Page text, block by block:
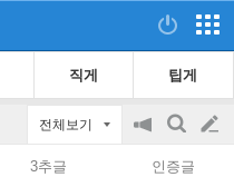
직게 팁게
전체보기
공
검
색
글
3추글 인증글